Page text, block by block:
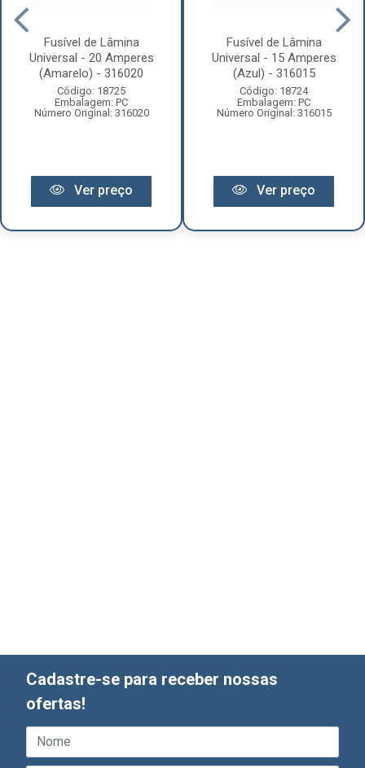
Fusível de Lâmina
Universal - 20 Amperes
(Amarelo) - 316020
Código: 18725
Embalagem: PC
Número Original: 316020
Ver preço
Fusível de Lâmina
Universal - 15 Amperes
(Azul) - 316015
Código: 18724
Embalagem: PC
Número Original: 316015
Ver preço
Cadastre-se para receber nossas
ofertas!